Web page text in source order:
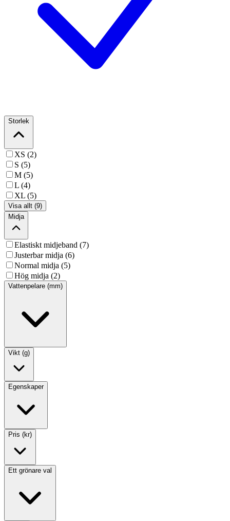
Storlek
XS (2)
S (5)
M (5)
L (4)
XL (5)
Visa allt (9)
Midja
Elastiskt midjeband (7)
Justerbar midja (6)
Normal midja (5)
Hög midja (2)
Vattenpelare (mm)
Vikt (g)
Egenskaper
Pris (kr)
Ett grönare val